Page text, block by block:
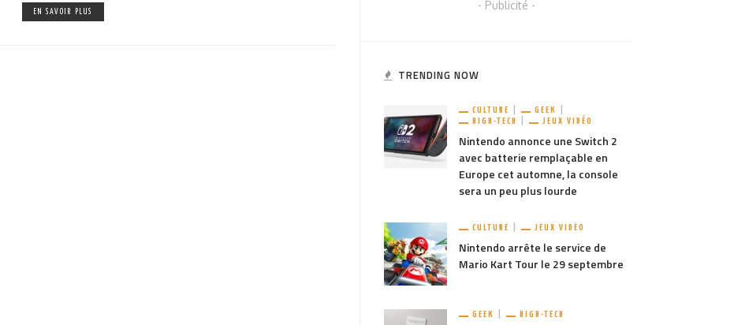
EN SAVOIR PLUS - Publicité -
TRENDING NOW
CULTURE
GEEK
HIGH-TECH
JEUX VIDÉO
Nintendo annonce une Switch 2
avec batterie remplaçable en
Europe cet automne, la console
sera un peu plus lourde
CULTURE JEUX VIDÉO
Nintendo arrête le service de
Mario Kart Tour le 29 septembre
GEEK HIGH-TECH